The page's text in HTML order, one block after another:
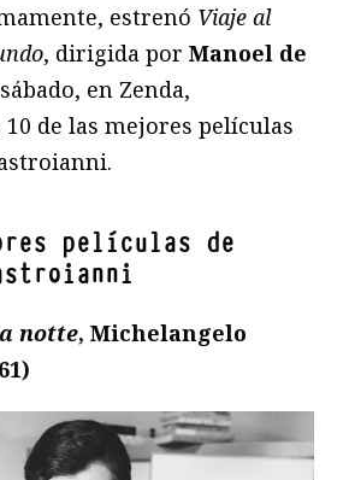
estrenó Viaje al
, dirigida por Manoel de
en Zenda,
de las mejores películas
películas de
notte, Michelangelo